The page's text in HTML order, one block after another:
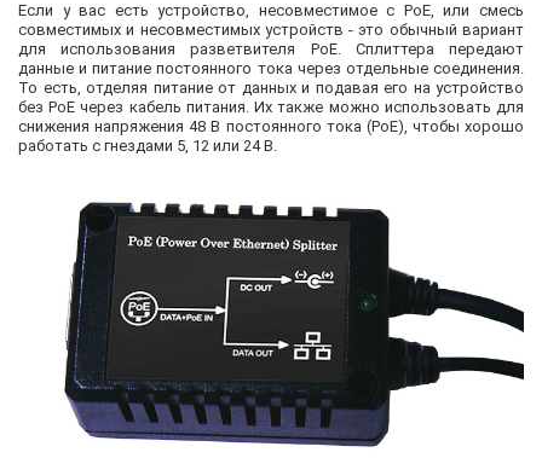
Если у вас есть устройство, несовместимое с PoE, или смесь
совместимых и несовместимых устройств - это обычный вариант
для использования разветвителя PoE. Сплиттера передают
данные и питание постоянного тока через отдельные соединения.
То есть, отделяя питание от данных и подавая его на устройство
без PoE через кабель питания. Их также можно использовать для
снижения напряжения 48 В постоянного тока (PoE), чтобы хорошо
работать с гнездами 5, 12 или 24 В.